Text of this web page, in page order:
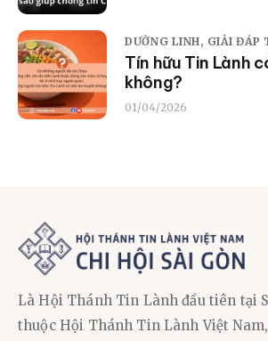
DƯỠNG LINH, GIẢI ĐÁP
Tín hữu Tin Lành
không?
01/04/2026
Là Hội Thánh Tin Lành đầu tiên tại
thuộc Hội Thánh Tin Lành Việt